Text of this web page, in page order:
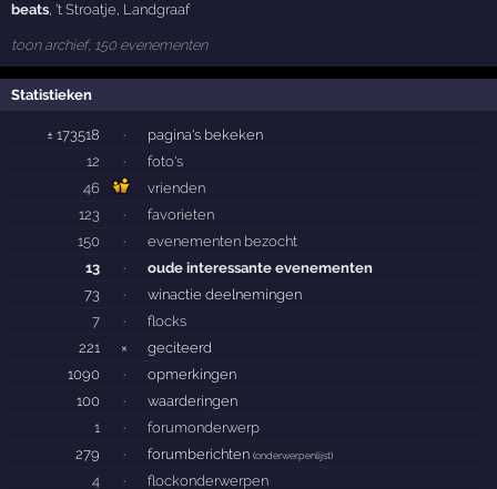
beats, 't Stroatje, Landgraaf
toon archief, 150 evenementen
Statistieken
± 173518 ·
pagina's bekeken
12
·
foto's
46
vrienden
123
·
favorieten
150
·
evenementen bezocht
13
·
oude interessante evenementen
73
·
winactie deelnemingen
7
·
flocks
221
×
geciteerd
1090
·
opmerkingen
100
·
waarderingen
1
·
forumonderwerp
279
· forumberichten(onderwerpenlijst)
4 ·
flockonderwerpen